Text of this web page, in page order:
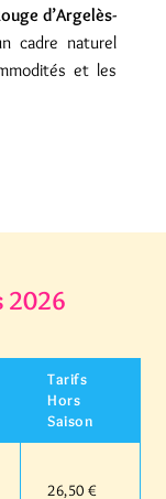
d’Argelès-
cadre naturel
et les
2026
Tarifs
Hors
Saison
26,50 €